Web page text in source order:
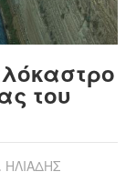
του
ΗΛΙΑΔΗΣ